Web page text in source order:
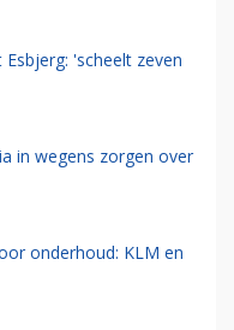
'scheelt zeven
in wegens zorgen over
onderhoud: KLM en